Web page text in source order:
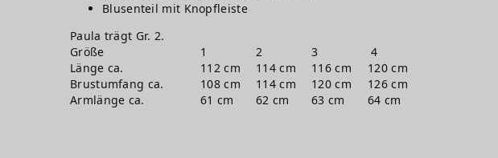
Blusenteil mit Knopfleiste
Paula trägt Gr. 2.
Größe
1 2 3
4
Länge ca.
112 cm 114 cm 116 cm
120 cm
Brustumfang ca.
108 cm 114 cm 120 cm
126 cm
Armlänge ca.
61 cm 62 cm 63 cm 64 cm